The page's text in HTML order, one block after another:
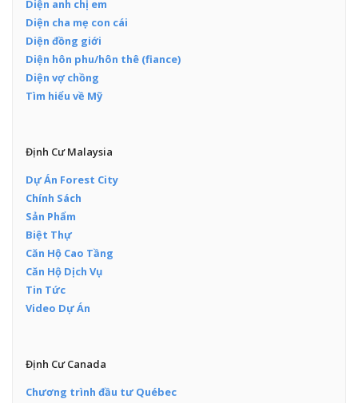
Diện anh chị em
Diện cha mẹ con cái
Diện đồng giới
Diện hôn phu/hôn thê (fiance)
Diện vợ chồng
Tìm hiểu về Mỹ
Định Cư Malaysia
Dự Án Forest City
Chính Sách
Sản Phẩm
Biệt Thự
Căn Hộ Cao Tầng
Căn Hộ Dịch Vụ
Tin Tức
Video Dự Án
Định Cư Canada
Chương trình đầu tư Québec